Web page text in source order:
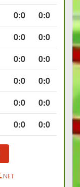
0:0
0:0
0:0
0:0
0:0
0:0
0:0
0:0
0:0
0:0
0:0 0:0